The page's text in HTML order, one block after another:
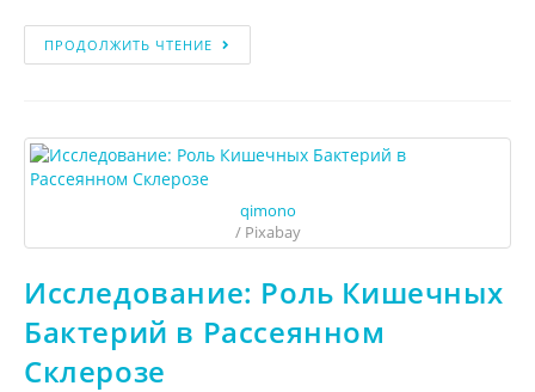
ПРОДОЛЖИТЬ ЧТЕНИЕ
qimono
/ Pixabay
Исследование: Роль Кишечных
Бактерий в Рассеянном
Склерозе